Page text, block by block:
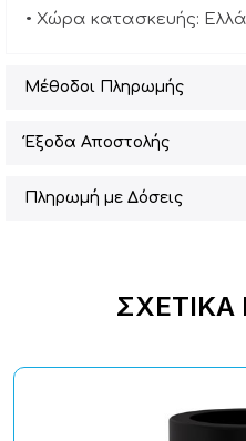
• Χώρα κατασκευής:
Μέθοδοι Πληρωμής
Έξοδα Αποστολής
Πληρωμή με Δόσεις
ΣΧΕΤΙΚΆ